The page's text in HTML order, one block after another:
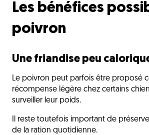
Les bénéfices
poivron
Une friandise peu
Le poivron peut parfois être proposé
récompense légère chez certains
surveiller leur poids.
Il reste toutefois important de
de la ration quotidienne.